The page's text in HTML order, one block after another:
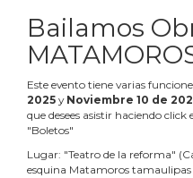
Bailamos
Este evento tiene varias
2025 y Noviembre 10 de
que desees asistir haciendo click
"Boletos"
Lugar: "Teatro de la reforma" (
esquina Matamoros tamaulipas